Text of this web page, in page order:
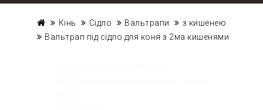
Кінь Сідло Вальтрапи
з кишенею
Вальтрап під сідло для коня з 2ма кишенями